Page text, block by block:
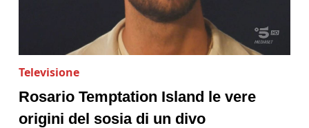
Televisione
Rosario Temptation Island le vere
origini del sosia di un divo